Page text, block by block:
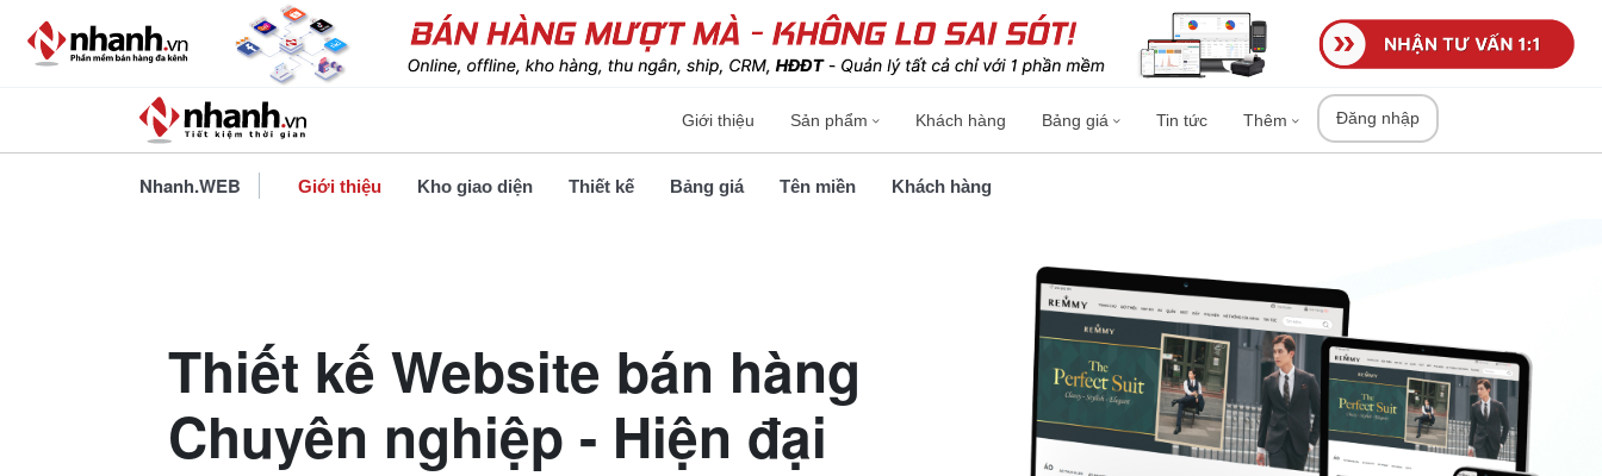
Giới thiệu Sản phẩm Khách hàng Bảng giá Tin tức Thêm Đăng nhập
Nhanh.WEB Giới thiệu Kho giao diện Thiết kế Bảng giá Tên miền Khách hàng
Thiết kế Website bán hàng
Chuyên nghiệp - Hiện đại